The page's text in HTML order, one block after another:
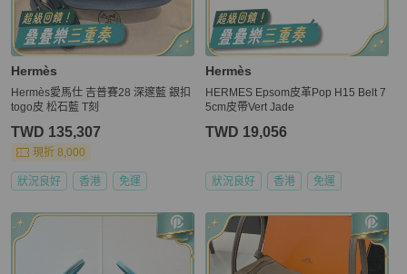
Hermès
Hermès愛馬仕 吉普賽28 深邃藍 銀扣
togo皮 松石藍 T刻
TWD 135,307
現折 8,000
狀況良好 香港 免運
Hermès
HERMES Epsom皮革Pop H15 Belt 7
5cm皮帶Vert Jade
TWD 19,056
狀況良好 香港 免運